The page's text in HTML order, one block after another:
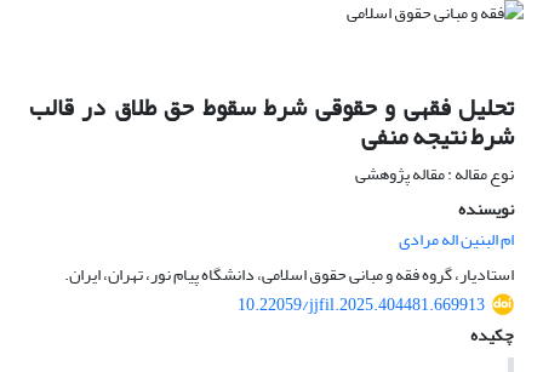
تحلیل فقهی و حقوقی شرط سقوط حق طلاق در قالب
شرط نتیجه منفی‏
نوع مقاله : مقاله پژوهشی
نویسنده
ام البنین اله مرادی
استادیار، گروه فقه و مبانی حقوق اسلامی، دانشگاه پیام نور، تهران، ایران.
10.22059/jjfil.2025.404481.669913
چکیده